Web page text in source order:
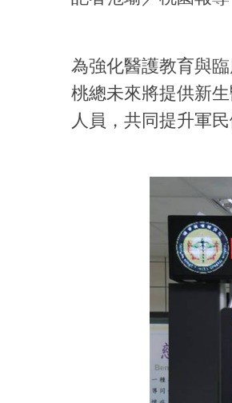
為強化醫護教育與
桃總未來將提供新
人員，共同提升軍民